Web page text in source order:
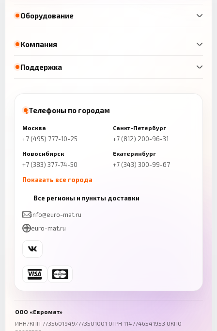
Оборудование
Компания
Поддержка
Телефоны по городам
Москва
+7 (495) 777-10-25
Санкт-Петербург
+7 (812) 200-96-31
Новосибирск
+7 (383) 377-74-50
Екатеринбург
+7 (343) 300-99-67
Показать все города
+7 (843) 206-01-30
Челябинск
+7 (343) 300-99-67
Ростов-на-Дону
+7 (863) 333-50-75
Волгоград Омск
Все регионы и пункты доставки
info@euro-mat.ru
euro-mat.ru
ООО «Евромат»
ИНН/КПП 7735601949/773501001 ОГРН 1147746541953 ОКПО